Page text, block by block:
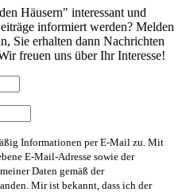
Häusern" interessant und
informiert werden? Melden
Sie erhalten dann Nachrichten
freuen uns über Ihr Interesse!
Informationen per E-Mail zu. Mit
E-Mail-Adresse sowie der
Daten gemäß der
Mir ist bekannt, dass ich der